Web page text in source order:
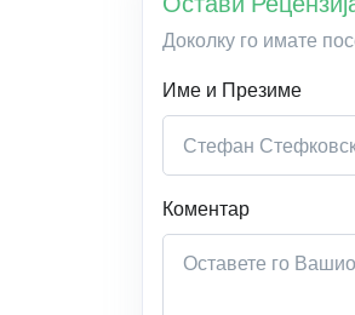
Доколку го имате
Име и Презиме
Коментар